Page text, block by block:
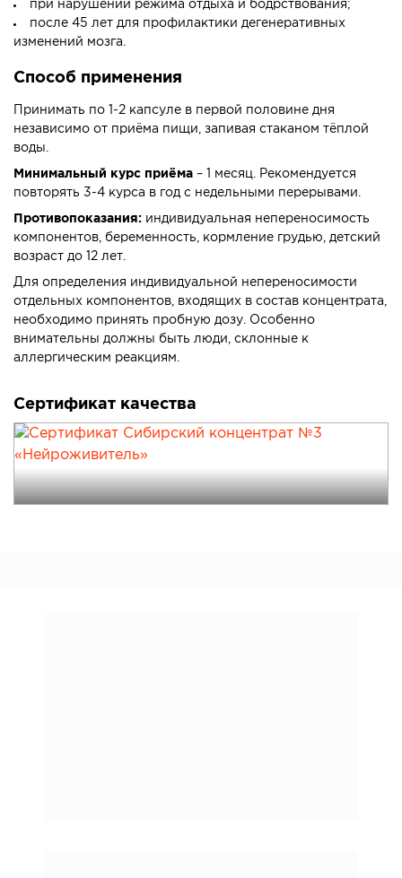
при нарушении режима отдыха и бодрствования;
после 45 лет для профилактики дегенеративных
изменений мозга.
Способ применения
Принимать по 1-2 капсуле в первой половине дня
независимо от приёма пищи, запивая стаканом тёплой
воды.
Минимальный курс приёма – 1 месяц. Рекомендуется
повторять 3-4 курса в год с недельными перерывами.
Противопоказания: индивидуальная непереносимость
компонентов, беременность, кормление грудью, детский
возраст до 12 лет.
Для определения индивидуальной непереносимости
отдельных компонентов, входящих в состав концентрата,
необходимо принять пробную дозу. Особенно
внимательны должны быть люди, склонные к
аллергическим реакциям.
Сертификат качества